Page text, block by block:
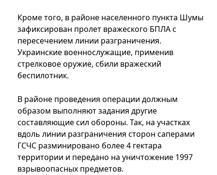
Кроме того, в районе населенного пункта Шумы
зафиксирован пролет вражеского БПЛА с
пересечением линии разграничения.
Украинские военнослужащие, применив
стрелковое оружие, сбили вражеский
беспилотник.
В районе проведения операции должным
образом выполняют задания другие
составляющие сил обороны. Так, на участках
вдоль линии разграничения сторон саперами
ГСЧС разминировано более 4 гектара
территории и передано на уничтожение 1997
взрывоопасных предметов.